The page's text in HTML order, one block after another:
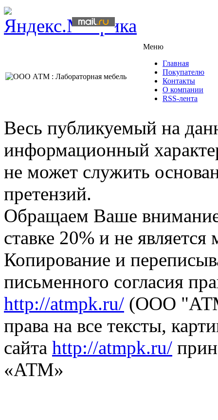
Меню
Главная
Покупателю
Контакты
О компании
RSS-лента
Весь публикуемый на
информационный
не может служить
претензий.
Обращаем Ваше
ставке 20% и не
Копирование и
письменного согласия
http://atmpk.ru/ (ООО
права на все тексты,
сайта http://atmpk.ru/
«АТМ»